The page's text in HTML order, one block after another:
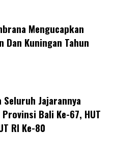
Mengucapkan
Dan Kuningan Tahun
Jajarannya
Bali Ke-67, HUT
RI Ke-80